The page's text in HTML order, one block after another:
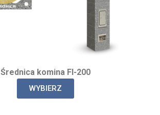
Średnica komina FI-200​
WYBIERZ